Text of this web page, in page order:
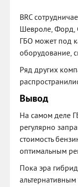
BRC
Шевроле, Форд,
ГБО может под
оборудование,
Ряд других
Вывод
На самом деле
регулярно
стоимость
оптимальным
Пока эра
альтернативным